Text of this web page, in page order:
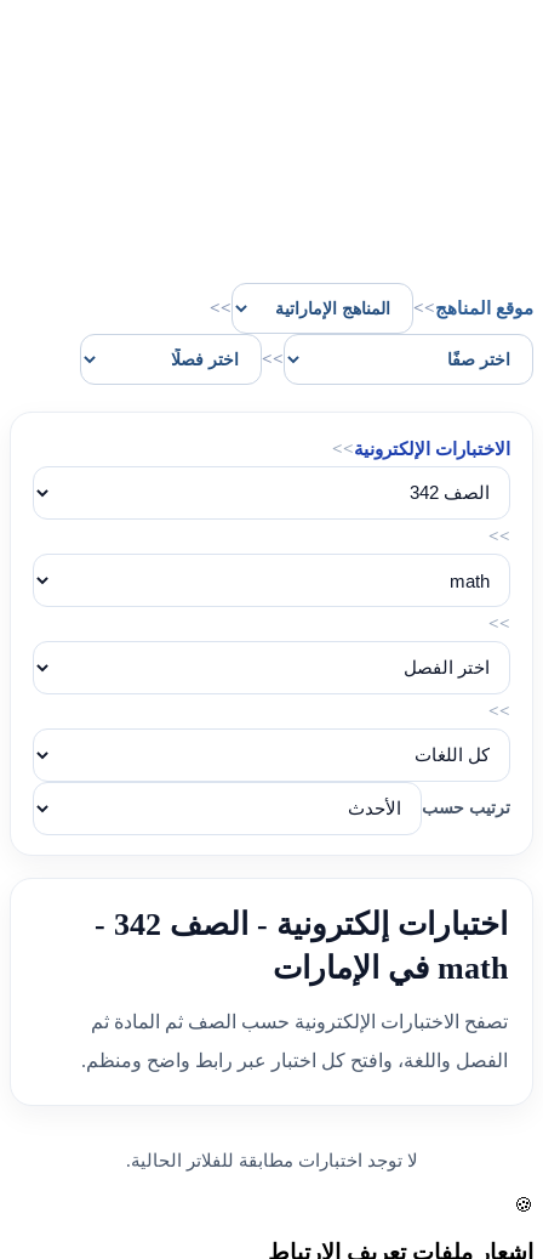
موقع المناهج>>
>>
>>
الاختبارات الإلكترونية>>
>>
>>
>>
ترتيب حسب
اختبارات إلكترونية - الصف 342 -
math في الإمارات
تصفح الاختبارات الإلكترونية حسب الصف ثم المادة ثم
الفصل واللغة، وافتح كل اختبار عبر رابط واضح ومنظم.
لا توجد اختبارات مطابقة للفلاتر الحالية.
🍪
إشعار ملفات تعريف الارتباط